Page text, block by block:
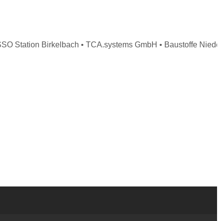
Station Birkelbach • TCA.systems GmbH • Baustoffe